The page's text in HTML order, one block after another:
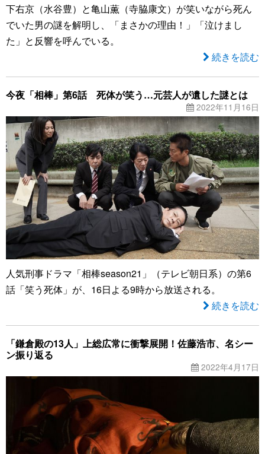
下右京（水谷豊）と亀山薫（寺脇康文）が笑いながら死ん
でいた男の謎を解明し、「まさかの理由！」「泣けまし
た」と反響を呼んでいる。
続きを読む
今夜「相棒」第6話 死体が笑う…元芸人が遺した謎とは
2022年11月16日
人気刑事ドラマ「相棒season21」（テレビ朝日系）の第6
話「笑う死体」が、16日よる9時から放送される。
続きを読む
「鎌倉殿の13人」上総広常に衝撃展開！佐藤浩市、名シー
ン振り返る
2022年4月17日